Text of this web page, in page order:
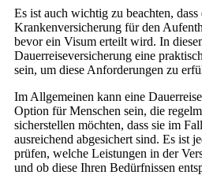
Es ist auch wichtig zu beachten,
Krankenversicherung für den
bevor ein Visum erteilt wird. In
Dauerreiseversicherung eine
sein, um diese Anforderungen zu
Im Allgemeinen kann eine
Option für Menschen sein, die
sicherstellen möchten, dass sie im
ausreichend abgesichert sind. Es ist
prüfen, welche Leistungen in der
und ob diese Ihren Bedürfnissen